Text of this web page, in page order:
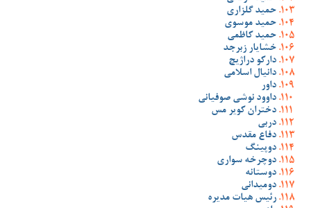
حمید گلزاری
حمید موسوی
حمید کاظمی
خشایار زبرجد
دارکو دراژیچ
دانیال اسلامی
داور
داوود نوشی صوفیانی
دختران کویر مس
دربی
دفاع مقدس
دوپینگ
دوچرخه سواری
دوستانه
دومیدانی
رئیس هیات مدیره